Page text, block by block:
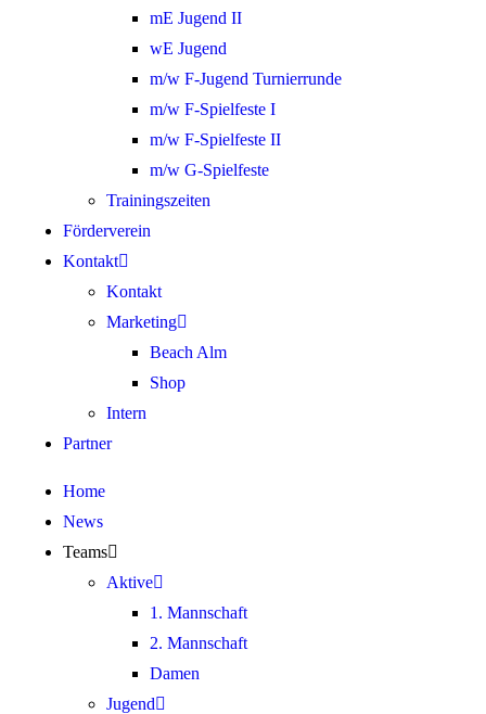
mE Jugend II
wE Jugend
m/w F-Jugend Turnierrunde
m/w F-Spielfeste I
m/w F-Spielfeste II
m/w G-Spielfeste
Trainingszeiten
Förderverein
Kontakt
Kontakt
Marketing
Beach Alm
Shop
Intern
Partner
Home
News
Teams
Aktive
1. Mannschaft
2. Mannschaft
Damen
Jugend